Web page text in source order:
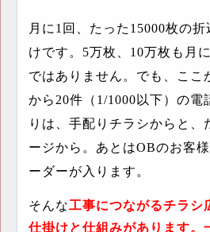
月に 1 回、たった 15000枚の折
けです。 5万枚、 10万枚も月
ではありません。でも、ここ
から 20件（ 1/1000 以下）の電
りは、手配りチラシからと、
ージから。あとはOBのお客
ーダーが入ります。
そんな工事につながるチラシ
仕掛けと仕組みがあります。